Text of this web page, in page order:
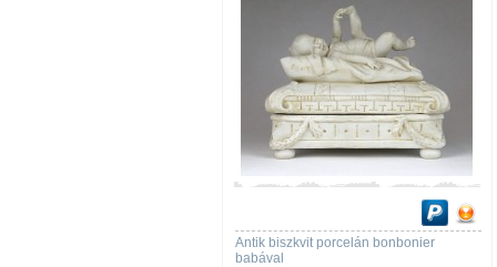
Antik biszkvit porcelán bonbonier
babával